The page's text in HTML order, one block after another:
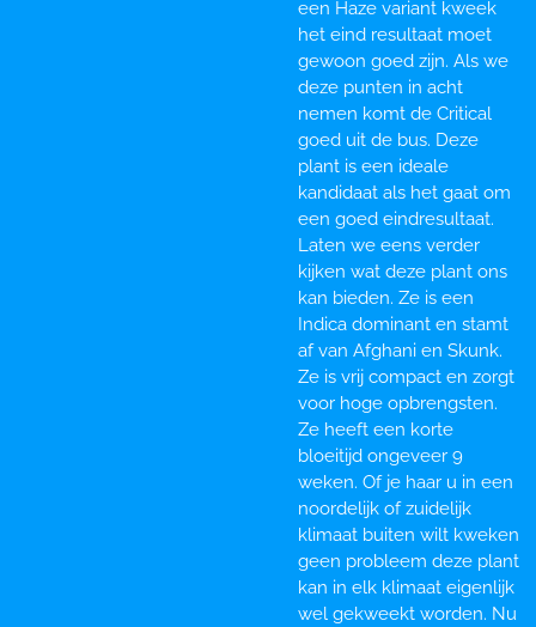
een Haze variant kweek
het eind resultaat moet
gewoon goed zijn. Als we
deze punten in acht
nemen komt de Critical
goed uit de bus. Deze
plant is een ideale
kandidaat als het gaat om
een goed eindresultaat.
Laten we eens verder
kijken wat deze plant ons
kan bieden. Ze is een
Indica dominant en stamt
af van Afghani en Skunk.
Ze is vrij compact en zorgt
voor hoge opbrengsten.
Ze heeft een korte
bloeitijd ongeveer 9
weken. Of je haar u in een
noordelijk of zuidelijk
klimaat buiten wilt kweken
geen probleem deze plant
kan in elk klimaat eigenlijk
wel gekweekt worden. Nu